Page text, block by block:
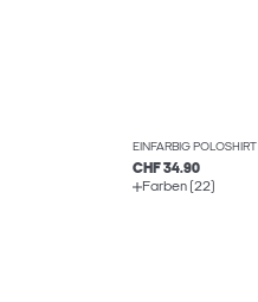
EINFARBIG POLOSHIRT
CHF 34.90
Farben (22)